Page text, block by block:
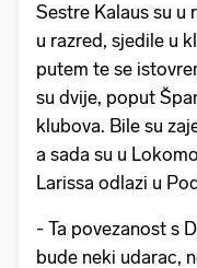
Sestre Kalaus su u
u razred, sjedile u
putem te se
su dvije, poput
klubova. Bile su
a sada su u
Larissa odlazi u
- Ta povezanost s
bude neki udarac,